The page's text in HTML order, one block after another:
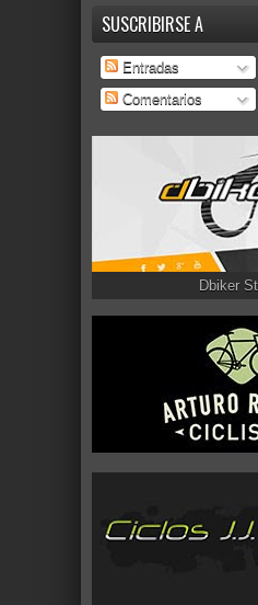
SUSCRIBIRSE A
Entradas
Comentarios
Dbiker